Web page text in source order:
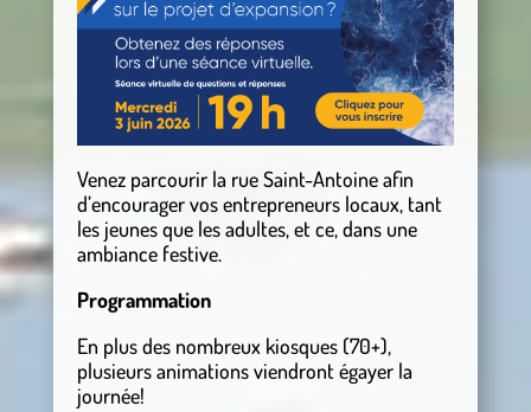
Venez parcourir la rue Saint-Antoine afin
d’encourager vos entrepreneurs locaux, tant
les jeunes que les adultes, et ce, dans une
ambiance festive.
Programmation
En plus des nombreux kiosques (70+),
plusieurs animations viendront égayer la
journée!